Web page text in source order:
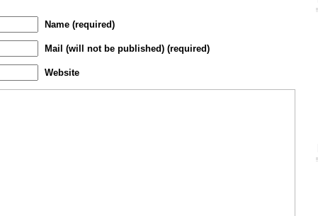
Name (required)
Mail (will not be published) (required)
Website